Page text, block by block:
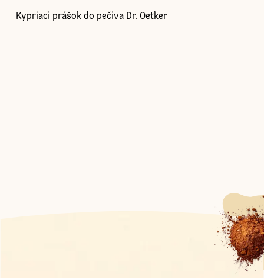
Kypriaci prášok do pečiva Dr. Oetker